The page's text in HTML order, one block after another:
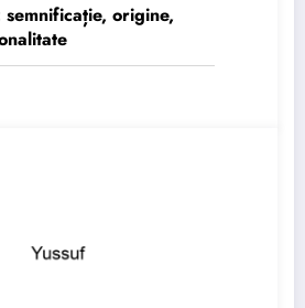
semnificație, origine,